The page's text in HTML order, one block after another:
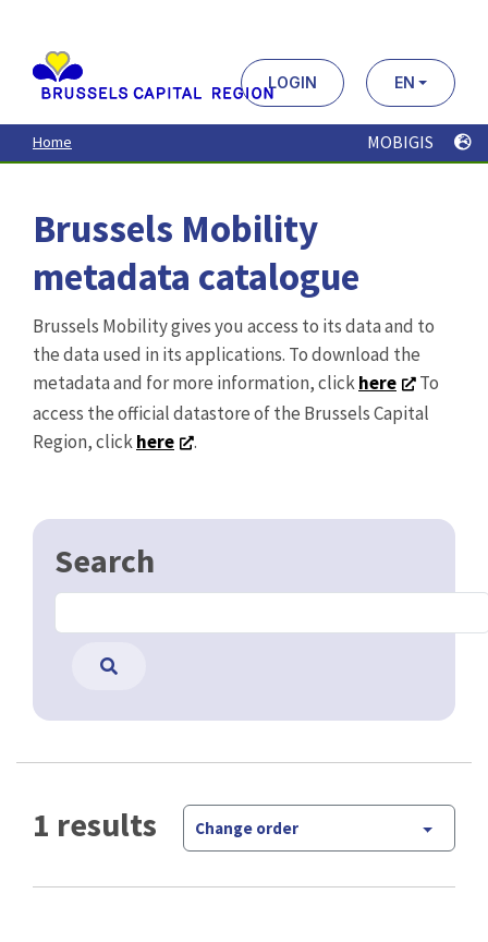
contenu
principal
LOGIN EN
Home MOBIGIS
Brussels Mobility
metadata catalogue
Brussels Mobility gives you access to its data and to
the data used in its applications. To download the
metadata and for more information, clickhere
To
access the official datastore of the Brussels Capital
Region, clickhere .
Search
1 results Change order